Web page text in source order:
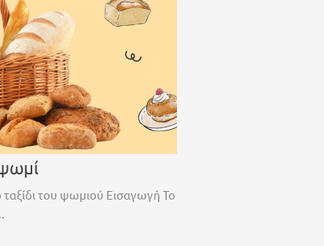
ταξίδι του ψωμιού Εισαγωγή Το